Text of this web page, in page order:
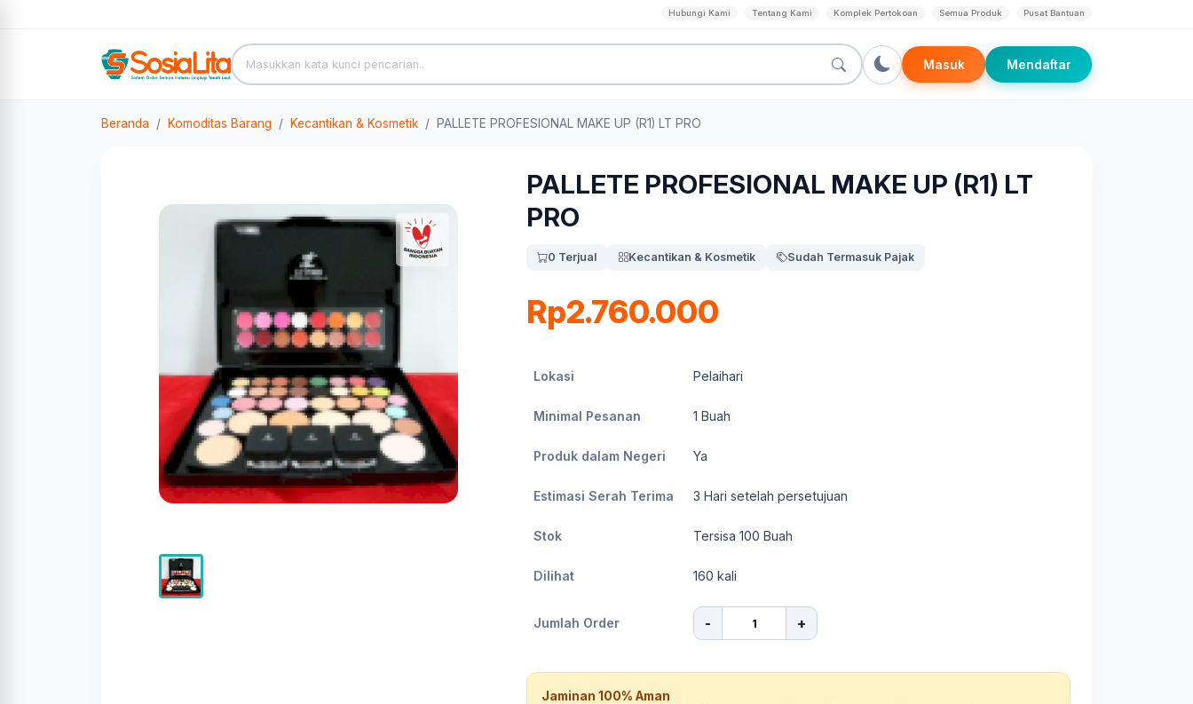
Hubungi Kami Tentang Kami Komplek Pertokoan Semua Produk Pusat Bantuan
Masuk Mendaftar
Beranda Komoditas Barang Kecantikan & Kosmetik PALLETE PROFESIONAL MAKE UP (R1) LT PRO
PALLETE PROFESIONAL MAKE UP (R1) LT
PRO
0 Terjual Kecantikan & Kosmetik Sudah Termasuk Pajak
Rp2.760.000
Lokasi Pelaihari
Minimal Pesanan 1 Buah
Produk dalam Negeri Ya
Estimasi Serah Terima 3 Hari setelah persetujuan
Stok Tersisa 100 Buah
Dilihat 160 kali
Jumlah Order - +
Jaminan 100% Aman